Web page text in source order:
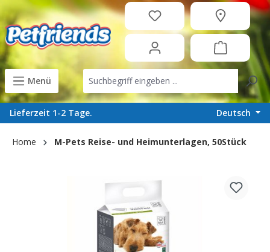
content
Menü
Lieferzeit 1-2 Tage. Deutsch
Home M-Pets Reise- und Heimunterlagen, 50Stück